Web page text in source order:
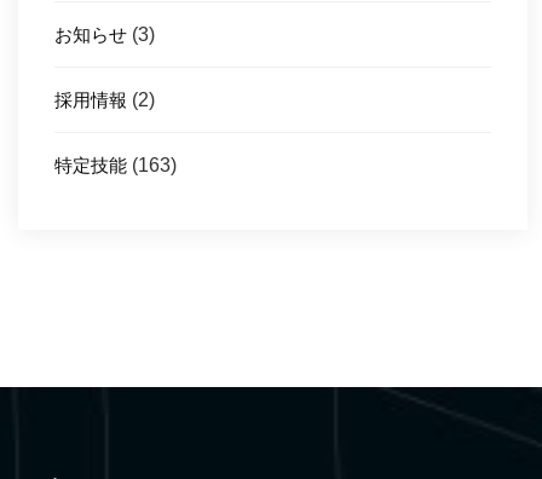
お知らせ (3)
採用情報 (2)
特定技能 (163)